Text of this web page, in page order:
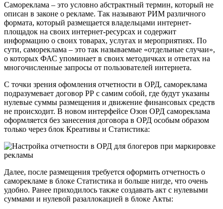
Самореклама – это условно абстрактный термин, который не
описан в законе о рекламе. Так называют РИМ различного
формата, который размещается владельцами интернет-
площадок на своих интернет-ресурсах и содержит
информацию о своих товарах, услугах и мероприятиях. По
сути, самореклама – это так называемые «отдельные случаи»,
о которых ФАС упоминает в своих методичках и ответах на
многочисленные запросы от пользователей интернета.
С точки зрения офомления отчетности в ОРД, самореклама
подразумевает договор РР с самим собой, где будут указаны
нулевые суммы размещения и движение финансовых средств
не происходит. В новом интерфейсе Озон ОРД самореклама
оформляется без занесения договора в ОРД особым образом
только через блок Креативы и Статистика:
Далее, после размещения требуется оформить отчетность о
саморекламе в блоке Статистика и больше нигде, что очень
удобно. Ранее приходилось также создавать акт с нулевыми
суммами и нулевой разаллокацией в блоке Акты: